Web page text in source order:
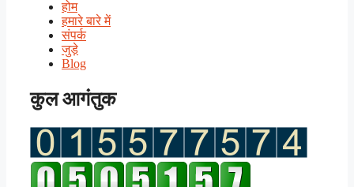
होम
हमारे बारे में
संपर्क
जुड़े
Blog
कुल आगंतुक